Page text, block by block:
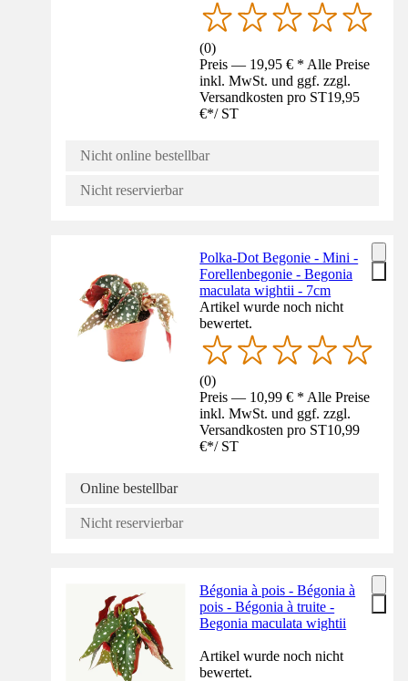
(0)
Preis — 19,95 € * Alle Preise
inkl. MwSt. und ggf. zzgl.
Versandkosten pro ST19,95
€*/ ST
Nicht online bestellbar
Nicht reservierbar
Polka-Dot Begonie - Mini -
Forellenbegonie - Begonia
maculata wightii - 7cm
Artikel wurde noch nicht
bewertet.
(0)
Preis — 10,99 € * Alle Preise
inkl. MwSt. und ggf. zzgl.
Versandkosten pro ST10,99
€*/ ST
Online bestellbar
Nicht reservierbar
Bégonia à pois - Bégonia à
pois - Bégonia à truite -
Begonia maculata wightii
Artikel wurde noch nicht
bewertet.